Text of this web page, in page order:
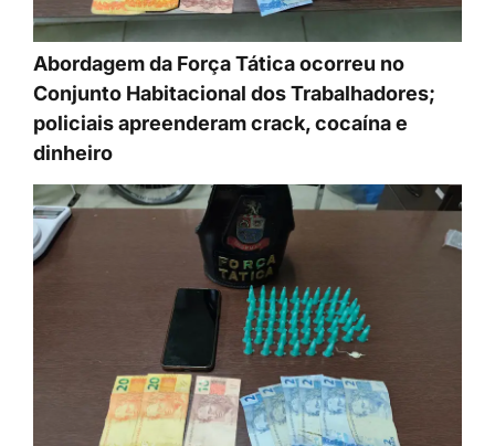
Abordagem da Força Tática ocorreu no
Conjunto Habitacional dos Trabalhadores;
policiais apreenderam crack, cocaína e
dinheiro